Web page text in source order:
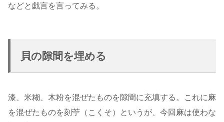
などと戯言を言ってみる。
貝の隙間を埋める
漆、米糊、木粉を混ぜたものを隙間に充填する。これに麻
を混ぜたものを刻苧（こくそ）というが、今回麻は使わな